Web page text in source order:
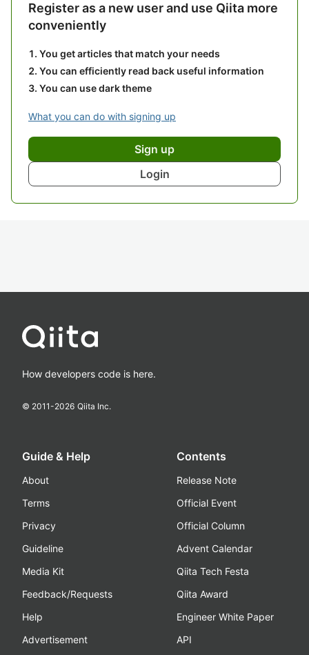
Register as a new user and use Qiita more
conveniently
You get articles that match your needs
You can efficiently read back useful information
You can use dark theme
What you can do with signing up
Sign up
Login
How developers code is here.
© 2011-2026 Qiita Inc.
Guide & Help
About
Terms
Privacy
Guideline
Media Kit
Feedback/Requests
Help
Advertisement
Contents
Release Note
Official Event
Official Column
Advent Calendar
Qiita Tech Festa
Qiita Award
Engineer White Paper
API